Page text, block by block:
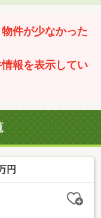
件が少なかった
報を表示してい
円